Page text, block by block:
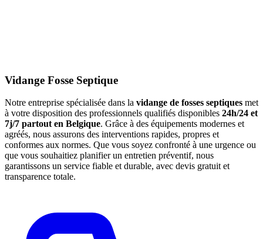
Vidange Fosse Septique
Notre entreprise spécialisée dans la vidange de fosses septiques met
à votre disposition des professionnels qualifiés disponibles 24h/24 et
7j/7 partout en Belgique. Grâce à des équipements modernes et
agréés, nous assurons des interventions rapides, propres et
conformes aux normes. Que vous soyez confronté à une urgence ou
que vous souhaitiez planifier un entretien préventif, nous
garantissons un service fiable et durable, avec devis gratuit et
transparence totale.